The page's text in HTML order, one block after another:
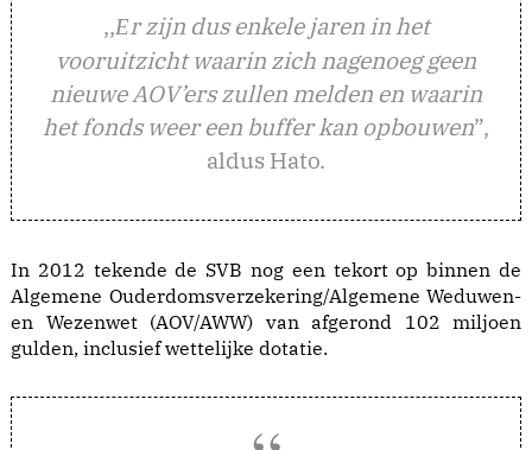
,,Er zijn dus enkele jaren in het
vooruitzicht waarin zich nagenoeg geen
nieuwe AOV’ers zullen melden en waarin
het fonds weer een buffer kan opbouwen”,
aldus Hato.
In 2012 tekende de SVB nog een tekort op binnen de
Algemene Ouderdomsverzekering/Algemene Weduwen-
en Wezenwet (AOV/AWW) van afgerond 102 miljoen
gulden, inclusief wettelijke dotatie.